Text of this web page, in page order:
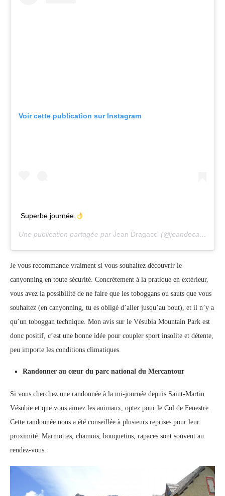
Voir cette publication sur Instagram
Superbe journée
Une publication partagée par Jean Dragacci (@jeandecargese_) le
Je vous recommande vraiment si vous souhaitez découvrir le
canyonning en toute sécurité. Concrètement à la pratique en extérieur,
vous avez la possibilité de ne faire que les toboggans ou sauts que vous
souhaitez (en canyonning, tu es obligé d’aller jusqu’au bout), et il n’y a
qu’un toboggan technique. Mon avis sur le Vésubia Mountain Park est
donc positif, c’est une bonne idée pour coupler sport insolite et détente,
peu importe les conditions climatiques.
Randonner au cœur du parc national du Mercantour
Si vous cherchez une randonnée à la mi-journée depuis Saint-Martin
Vésubie et que vous aimez les animaux, optez pour le Col de Fenestre.
Cette randonnée nous a été conseillée à plusieurs reprises pour leur
proximité. Marmottes, chamois, bouquetins, rapaces sont souvent au
rendez-vous.